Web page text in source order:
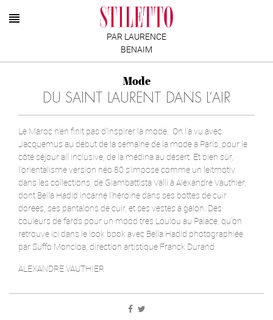
PAR LAURENCE
BENAIM
Mode
DU SAINT LAURENT DANS L’AIR
Le Maroc n'en finit pas d'inspirer la mode.. On l'a vu avec
Jacquemus au début de la semaine de la mode à Paris, pour le
côté séjour all inclusive, de la médina au désert. Et bien sûr,
l'orientalisme version néo 80 s'impose comme un leitmotiv
dans les collections, de Giambattista Valli à Alexandre Vauthier,
dont Bella Hadid incarne l'héroïne dans ses bottes de cuir
dorées, ses pantalons de cuir, et ses vestes à galon. Des
couleurs de fards pour un mood très Loulou au Palace, qu'on
retrouve ici dans le look book avec Bella Hadid photographiée
par Suffo Moncloa, direction artistique Franck Durand
ALEXANDRE VAUTHIER